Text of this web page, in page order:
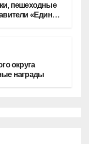
пешеходные
«Единой
округа
награды